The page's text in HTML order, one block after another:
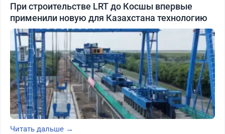
При строительстве LRT до Косшы впервые
применили новую для Казахстана технологию
Читать дальше →